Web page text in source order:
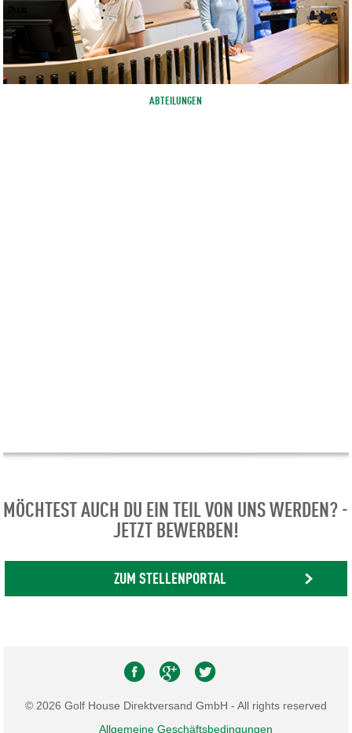
ABTEILUNGEN
MÖCHTEST AUCH DU EIN TEIL VON UNS WERDEN? -
JETZT BEWERBEN!
ZUM STELLENPORTAL
© 2026 Golf House Direktversand GmbH - All rights reserved
Allgemeine Geschäftsbedingungen